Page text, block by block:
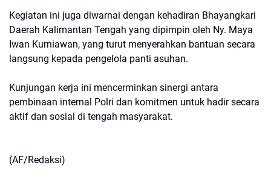
Kegiatan ini juga diwarnai dengan kehadiran Bhayangkari
Daerah Kalimantan Tengah yang dipimpin oleh Ny. Maya
Iwan Kurniawan, yang turut menyerahkan bantuan secara
langsung kepada pengelola panti asuhan.
Kunjungan kerja ini mencerminkan sinergi antara
pembinaan internal Polri dan komitmen untuk hadir secara
aktif dan sosial di tengah masyarakat.
(AF/Redaksi)